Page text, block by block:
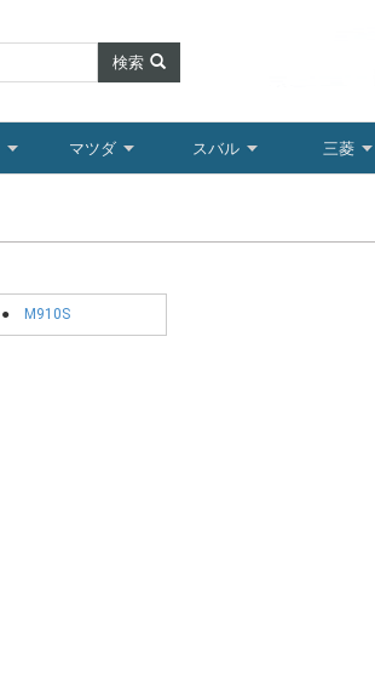
検索
マツダ スバル 三菱
● M910S